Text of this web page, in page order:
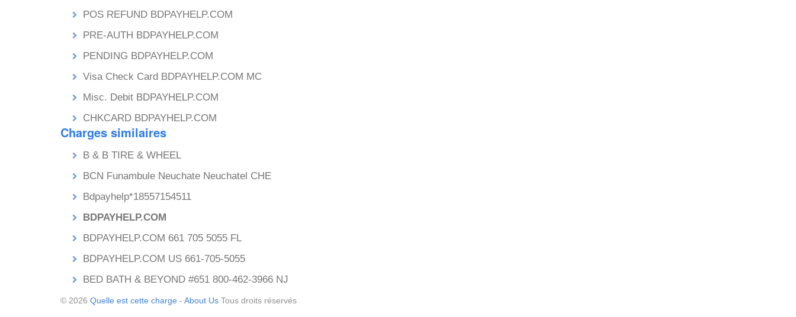
POS REFUND BDPAYHELP.COM
PRE-AUTH BDPAYHELP.COM
PENDING BDPAYHELP.COM
Visa Check Card BDPAYHELP.COM MC
Misc. Debit BDPAYHELP.COM
CHKCARD BDPAYHELP.COM
Charges similaires
B & B TIRE & WHEEL
BCN Funambule Neuchate Neuchatel CHE
Bdpayhelp*18557154511
BDPAYHELP.COM
BDPAYHELP.COM 661 705 5055 FL
BDPAYHELP.COM US 661-705-5055
BED BATH & BEYOND #651 800-462-3966 NJ
© 2026 Quelle est cette charge - About Us Tous droits réservés